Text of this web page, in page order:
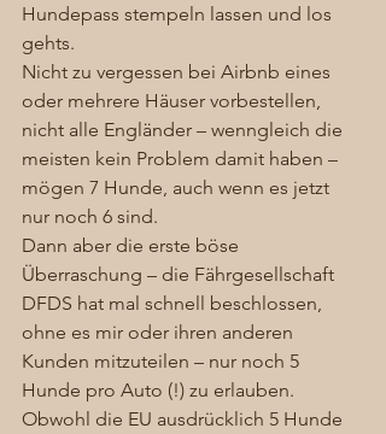
Hundepass stempeln lassen und los
gehts.
Nicht zu vergessen bei Airbnb eines
oder mehrere Häuser vorbestellen,
nicht alle Engländer – wenngleich die
meisten kein Problem damit haben –
mögen 7 Hunde, auch wenn es jetzt
nur noch 6 sind.
Dann aber die erste böse
Überraschung – die Fährgesellschaft
DFDS hat mal schnell beschlossen,
ohne es mir oder ihren anderen
Kunden mitzuteilen – nur noch 5
Hunde pro Auto (!) zu erlauben.
Obwohl die EU ausdrücklich 5 Hunde